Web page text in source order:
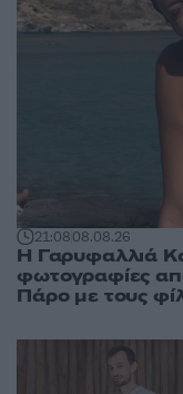
21:0808.08.26
Η Γαρυφαλλιά
φωτογραφίες
Πάρο με τους